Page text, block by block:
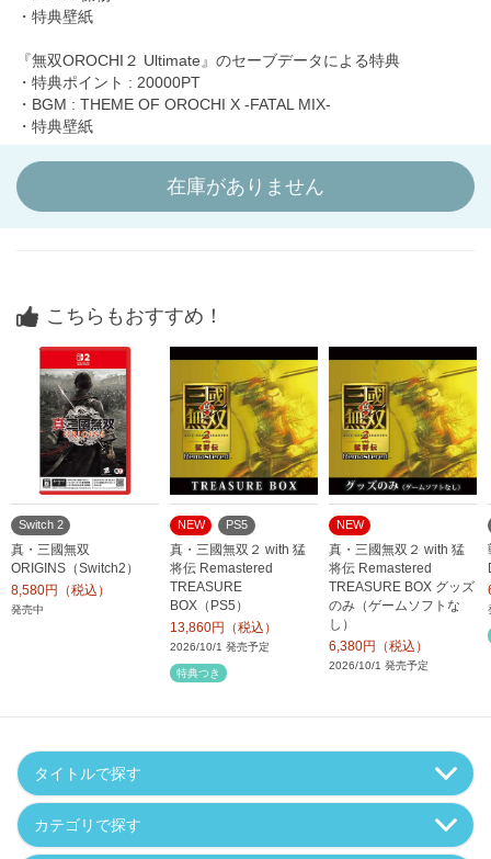
・特典壁紙
『無双OROCHI２ Ultimate』のセーブデータによる特典
・特典ポイント : 20000PT
・BGM : THEME OF OROCHI X -FATAL MIX-
・特典壁紙
在庫がありません
こちらもおすすめ！
Switch 2
真・三國無双
ORIGINS（Switch2）
8,580円（税込）
発売中
NEW PS5
真・三國無双２ with 猛
将伝 Remastered
TREASURE
BOX（PS5）
13,860円（税込）
2026/10/1 発売予定
特典つき
NEW
真・三國無双２ with 猛
将伝 Remastered
TREASURE BOX グッズ
のみ（ゲームソフトな
し）
6,380円（税込）
2026/10/1 発売予定
タイトルで探す
カテゴリで探す